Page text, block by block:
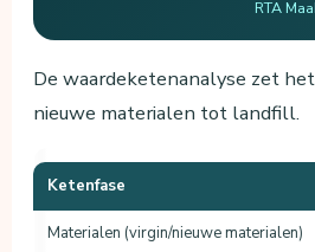
RTA
De waardeketenanalyse zet
nieuwe materialen tot landfill.
Ketenfase
Materialen (virgin/nieuwe materialen)